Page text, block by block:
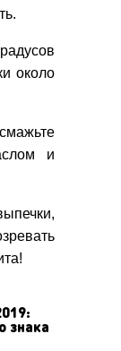
около
и
знака